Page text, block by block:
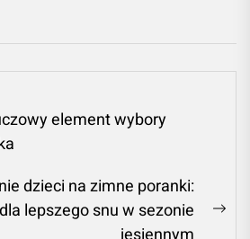
element wybory
dzieci na zimne poranki:
lepszego snu w sezonie